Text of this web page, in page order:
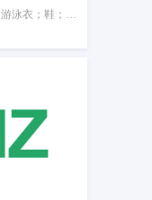
童装；服装；婴儿全套衣；游泳衣；鞋；帽；袜；手套（服装）；围巾；腰带